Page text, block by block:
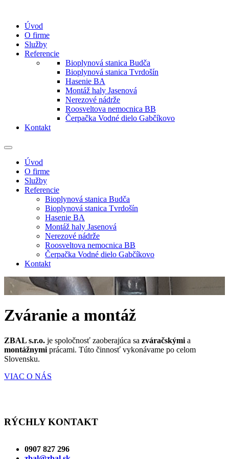
Úvod
O firme
Služby
Referencie
Bioplynová stanica Budča
Bioplynová stanica Tvrdošín
Hasenie BA
Montáž haly Jasenová
Nerezové nádrže
Roosveltova nemocnica BB
Čerpačka Vodné dielo Gabčíkovo
Kontakt
Úvod
O firme
Služby
Referencie
Bioplynová stanica Budča
Bioplynová stanica Tvrdošín
Hasenie BA
Montáž haly Jasenová
Nerezové nádrže
Roosveltova nemocnica BB
Čerpačka Vodné dielo Gabčíkovo
Kontakt
Zváranie a montáž
ZBAL s.r.o. je spoločnosť zaoberajúca sa zváračskými a
montážnymi prácami. Túto činnosť vykonávame po celom
Slovensku.
VIAC O NÁS
RÝCHLY KONTAKT
0907 827 296